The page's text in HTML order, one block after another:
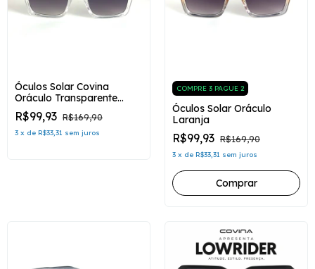
Óculos Solar Covina
Oráculo Transparente
Laranja
R$99,93 R$169,90
3 x de R$33,31 sem juros
COMPRE 3 PAGUE 2
Óculos Solar Oráculo
Laranja
R$99,93 R$169,90
3 x de R$33,31 sem juros